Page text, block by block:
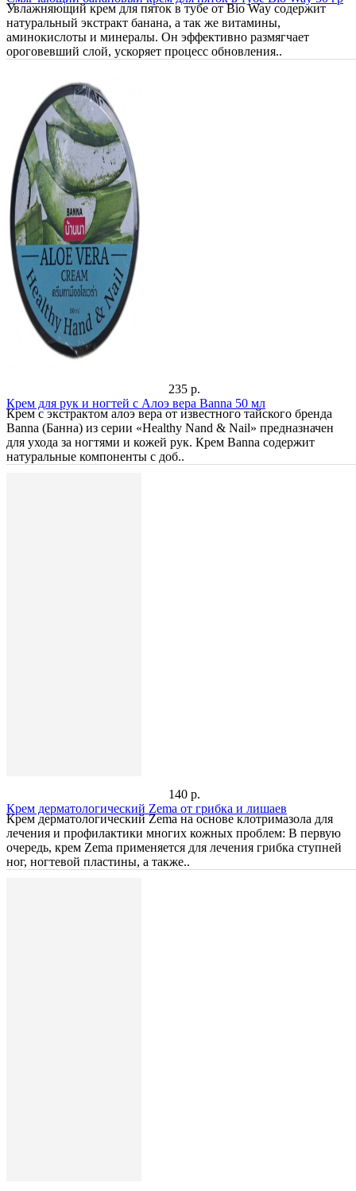
Увлажняющий крем для пяток в тубе от Bio Way содержит
натуральный экстракт банана, а так же витамины,
аминокислоты и минералы. Он эффективно размягчает
ороговевший слой, ускоряет процесс обновления..
235 р.
Крем для рук и ногтей с Алоэ вера Banna 50 мл
Крем с экстрактом алоэ вера от известного тайского бренда
Banna (Банна) из серии «Healthy Nand & Nail» предназначен
для ухода за ногтями и кожей рук. Крем Banna содержит
натуральные компоненты с доб..
140 р.
Крем дерматологический Zema от грибка и лишаев
Крем дерматологический Zema на основе клотримазола для
лечения и профилактики многих кожных проблем: В первую
очередь, крем Zema применяется для лечения грибка ступней
ног, ногтевой пластины, а также..